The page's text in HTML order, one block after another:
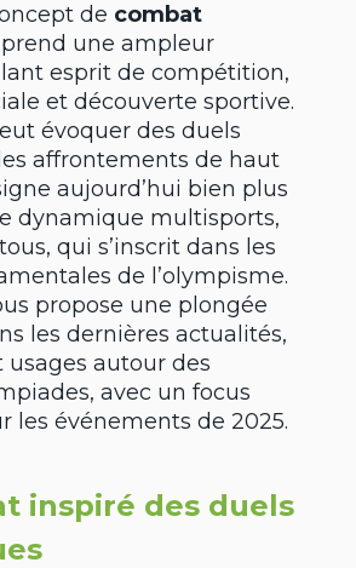
de combat
prend une ampleur
esprit de compétition,
et découverte sportive.
évoquer des duels
affrontements de haut
aujourd’hui bien plus
dynamique multisports,
qui s’inscrit dans les
de l’olympisme.
propose une plongée
les dernières actualités,
usages autour des
avec un focus
les événements de 2025.
inspiré des duels